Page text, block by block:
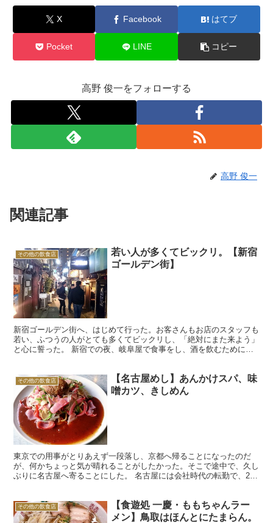
X Facebook はてブ
Pocket LINE コピー
高野 俊一をフォローする
高野 俊一
関連記事
その他の飲食店
若い人が多くてビックリ。【新宿
ゴールデン街】
新宿ゴールデン街へ、はじめて行った。お客さんもお店のスタッフも
若い、ふつうの人がとても多くてビックリし、「絶対にまた来よう」
と心に誓った。 新宿での夜、岐阜屋で食事をし、酒を飲むために歌
その他の飲食店
【名古屋めし】あんかけスパ、味
噌カツ、きしめん
東京での用事がとりあえず一段落し、京都へ帰ることになったのだ
が、何かちょっと気が晴れることがしたかった。そこで途中で、久し
ぶりに名古屋へ寄ることにした。 名古屋には会社時代の転勤で、2年
その他の飲食店
【食遊処 一慶・ももちゃんラー
メン】鳥取はほんとにたまらん。